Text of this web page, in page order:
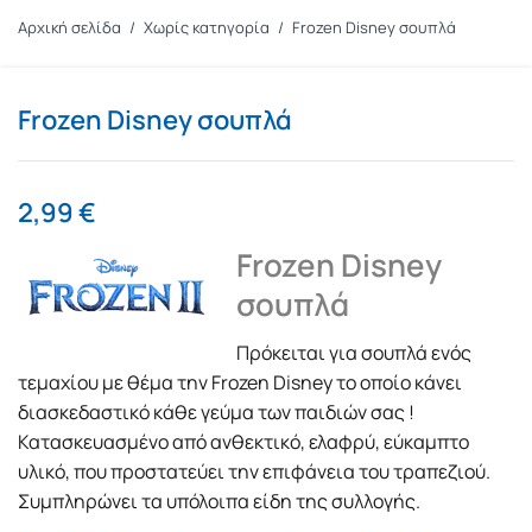
Αρχική σελίδα / Χωρίς κατηγορία / Frozen Disney σουπλά
Frozen Disney σουπλά
2,99€
Frozen Disney
σουπλά
Πρόκειται για σουπλά ενός
τεμαχίου με θέμα την Frozen Disney το οποίο κάνει
διασκεδαστικό κάθε γεύμα των παιδιών σας !
Κατασκευασμένο από ανθεκτικό, ελαφρύ, εύκαμπτο
υλικό, που προστατεύει την επιφάνεια του τραπεζιού.
Συμπληρώνει τα υπόλοιπα είδη της συλλογής.